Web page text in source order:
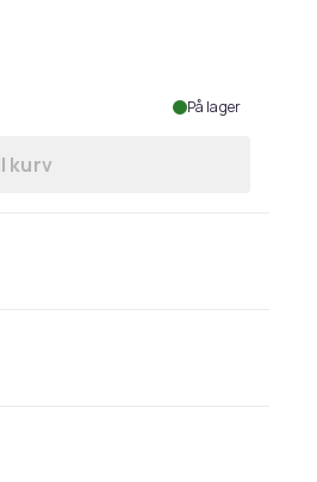
På lager
MESSI sportssæt
kurv